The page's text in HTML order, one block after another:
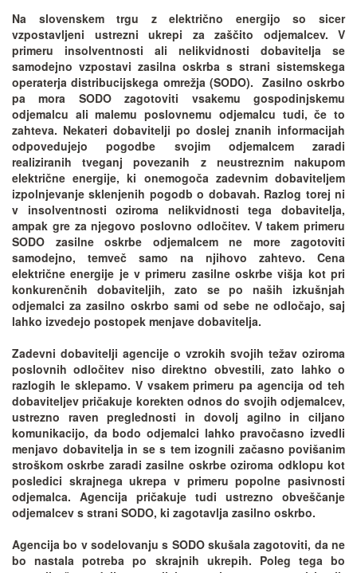
Na slovenskem trgu z električno energijo so sicer
vzpostavljeni ustrezni ukrepi za zaščito odjemalcev. V
primeru insolventnosti ali nelikvidnosti dobavitelja se
samodejno vzpostavi zasilna oskrba s strani sistemskega
operaterja distribucijskega omrežja (SODO). Zasilno oskrbo
pa mora SODO zagotoviti vsakemu gospodinjskemu
odjemalcu ali malemu poslovnemu odjemalcu tudi, če to
zahteva. Nekateri dobavitelji po doslej znanih informacijah
odpovedujejo pogodbe svojim odjemalcem zaradi
realiziranih tveganj povezanih z neustreznim nakupom
električne energije, ki onemogoča zadevnim dobaviteljem
izpolnjevanje sklenjenih pogodb o dobavah. Razlog torej ni
v insolventnosti oziroma nelikvidnosti tega dobavitelja,
ampak gre za njegovo poslovno odločitev. V takem primeru
SODO zasilne oskrbe odjemalcem ne more zagotoviti
samodejno, temveč samo na njihovo zahtevo. Cena
električne energije je v primeru zasilne oskrbe višja kot pri
konkurenčnih dobaviteljih, zato se po naših izkušnjah
odjemalci za zasilno oskrbo sami od sebe ne odločajo, saj
lahko izvedejo postopek menjave dobavitelja.
Zadevni dobavitelji agencije o vzrokih svojih težav oziroma
poslovnih odločitev niso direktno obvestili, zato lahko o
razlogih le sklepamo. V vsakem primeru pa agencija od teh
dobaviteljev pričakuje korekten odnos do svojih odjemalcev,
ustrezno raven preglednosti in dovolj agilno in ciljano
komunikacijo, da bodo odjemalci lahko pravočasno izvedli
menjavo dobavitelja in se s tem izognili začasno povišanim
stroškom oskrbe zaradi zasilne oskrbe oziroma odklopu kot
posledici skrajnega ukrepa v primeru popolne pasivnosti
odjemalca. Agencija pričakuje tudi ustrezno obveščanje
odjemalcev s strani SODO, ki zagotavlja zasilno oskrbo.
Agencija bo v sodelovanju s SODO skušala zagotoviti, da ne
bo nastala potreba po skrajnih ukrepih. Poleg tega bo